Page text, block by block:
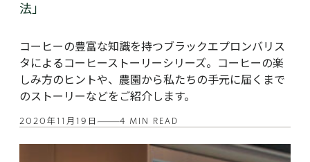
法」
コーヒーの豊富な知識を持つブラックエプロンバリス
タによるコーヒーストーリーシリーズ。コーヒーの楽
しみ方のヒントや、農園から私たちの手元に届くまで
のストーリーなどをご紹介します。
2020年11月19日 4 MIN READ